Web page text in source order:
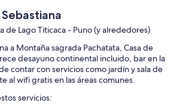
de Lago Titicaca - Puno (y alrededores)
a Montaña sagrada Pachatata, Casa de
desayuno continental incluido, bar en la
contar con servicios como jardín y sala de
al wifi gratis en las áreas comunes.
servicios: